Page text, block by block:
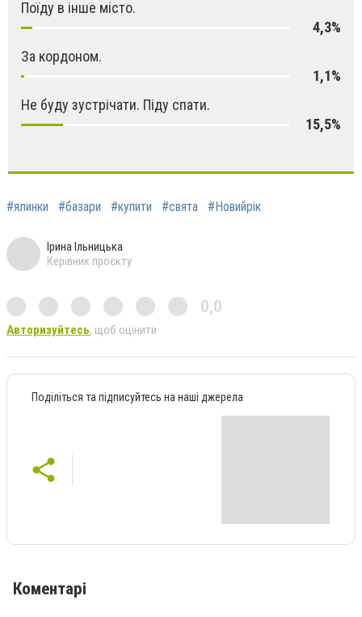
Поїду в інше місто.
4,3%
За кордоном.
1,1%
Не буду зустрічати. Піду спати.
15,5%
#ялинки #базари #купити #свята #Новийрік
Ірина Ільницька
Керівник проєкту
0,0
Авторизуйтесь, щоб оцінити
Поділіться та підписуйтесь на наші джерела
Коментарі